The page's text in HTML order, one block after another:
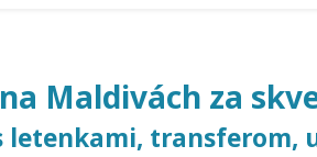
Maldivách za
letenkami,